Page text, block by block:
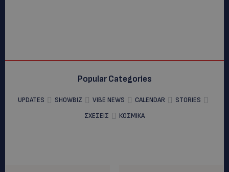
Popular Categories
UPDATES SHOWBIZ VIBE NEWS CALENDAR
STORIES
ΣΧΕΣΕΙΣ
ΚΟΣΜΙΚΑ